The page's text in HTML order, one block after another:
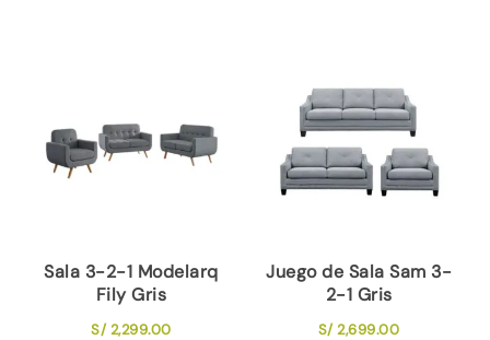
Sala 3-2-1 Modelarq
Fily Gris
S/2,299.00
Juego de Sala Sam 3-
2-1 Gris
S/2,699.00